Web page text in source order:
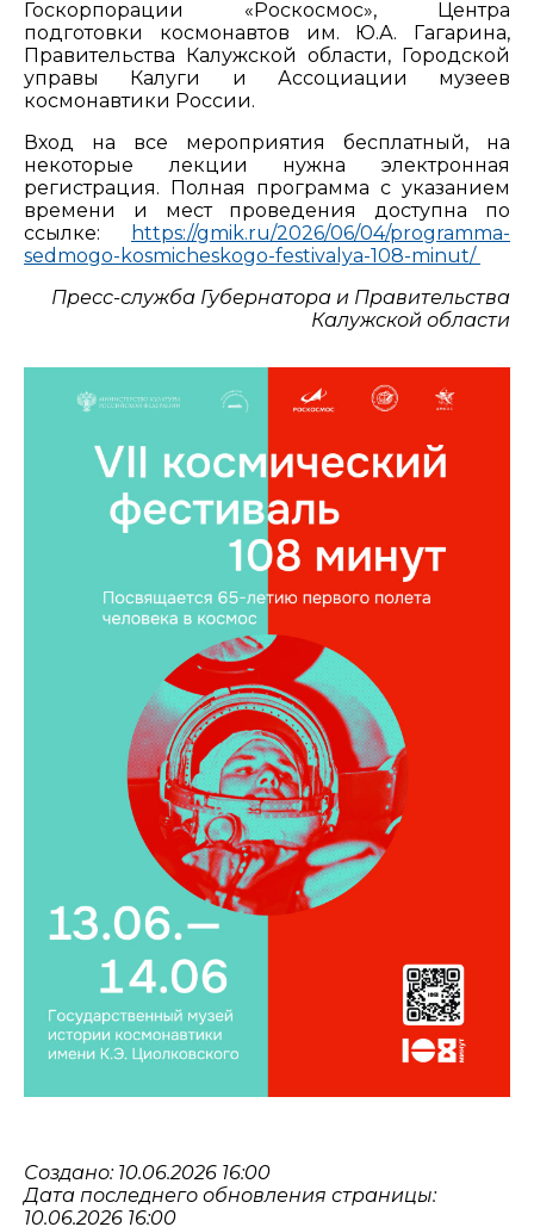
Госкорпорации «Роскосмос», Центра
подготовки космонавтов им. Ю.А. Гагарина,
Правительства Калужской области, Городской
управы Калуги и Ассоциации музеев
космонавтики России.
Вход на все мероприятия бесплатный, на
некоторые лекции нужна электронная
регистрация. Полная программа с указанием
времени и мест проведения доступна по
ссылке:
https://gmik.ru/2026/06/04/programma-
sedmogo-kosmicheskogo-festivalya-108-minut/
Пресс-служба Губернатора и Правительства
Калужской области
Создано: 10.06.2026 16:00
Дата последнего обновления страницы:
10.06.2026 16:00